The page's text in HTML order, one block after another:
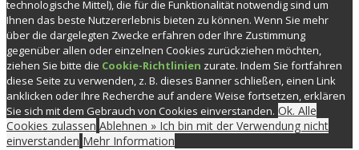
technologische Mittel), die für die Funktionalität notwendig sind um
Ihnen das beste Nutzererlebnis bieten zu können. Wenn Sie mehr
über die dargelegten Zwecke erfahren oder Ihre Zustimmung
gegenüber allen oder einzelnen Cookies zurückziehen möchten,
ziehen Sie bitte die Cookie-Richtlinien zurate. Indem Sie fortfahren
diese Seite zu verwenden, z. B. dieses Banner schließen, einen Link
anklicken oder Ihre Recherche auf andere Weise fortsetzen, erklären
Sie sich mit dem Gebrauch von Cookies einverstanden. Ok. Alle
Cookies zulassen Ablehnen » Ich bin mit der Verwendung nicht
einverstanden Mehr Information